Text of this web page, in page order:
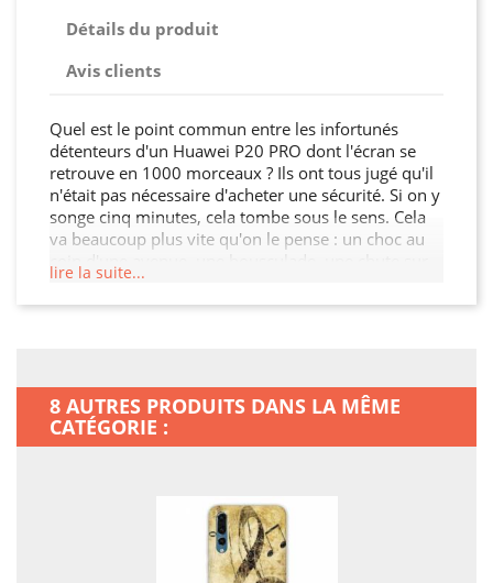
Détails du produit
Avis clients
Quel est le point commun entre les infortunés
détenteurs d'un Huawei P20 PRO dont l'écran se
retrouve en 1000 morceaux ? Ils ont tous jugé qu'il
n'était pas nécessaire d'acheter une sécurité. Si on y
songe cinq minutes, cela tombe sous le sens. Cela
va beaucoup plus vite qu'on le pense : un choc au
le carrelage, ou bien encore un sac que l'on jette
négligemment par terre? Personne n'est à l'abri ! On
peut en plus aujourd'hui ajouter la coque qui se
tord sans possibilité de retour en arrière. Comme
on l'entend souvent, mieux vaut prévenir que guérir
lire la suite...
8 AUTRES PRODUITS DANS LA MÊME
CATÉGORIE :